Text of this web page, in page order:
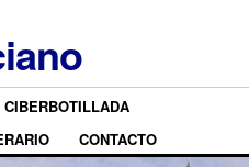
CIBERBOTILLADA
CONTACTO